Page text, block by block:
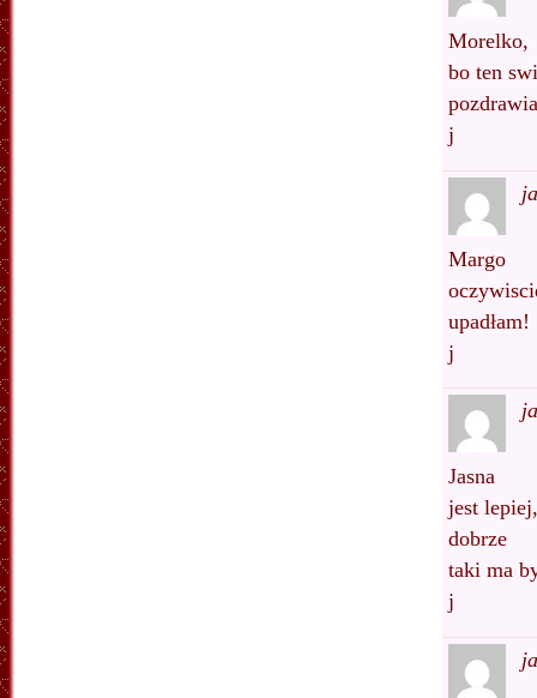
Morelko,
bo ten
j
Margo
upadłam!
j
Jasna
jest
dobrze
taki ma
j